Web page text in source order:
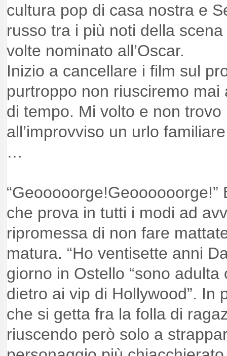
cultura pop di casa nostra e
russo tra i più noti della
volte nominato all’Oscar.
Inizio a cancellare i film sul
purtroppo non riusciremo
di tempo. Mi volto e non
all’improvviso un urlo
…
che prova in tutti i modi ad
ripromessa di non fare
matura. “Ho ventisette anni
giorno in Ostello “sono
dietro ai vip di Hollywood”. In
che si getta fra la folla di
riuscendo però solo a